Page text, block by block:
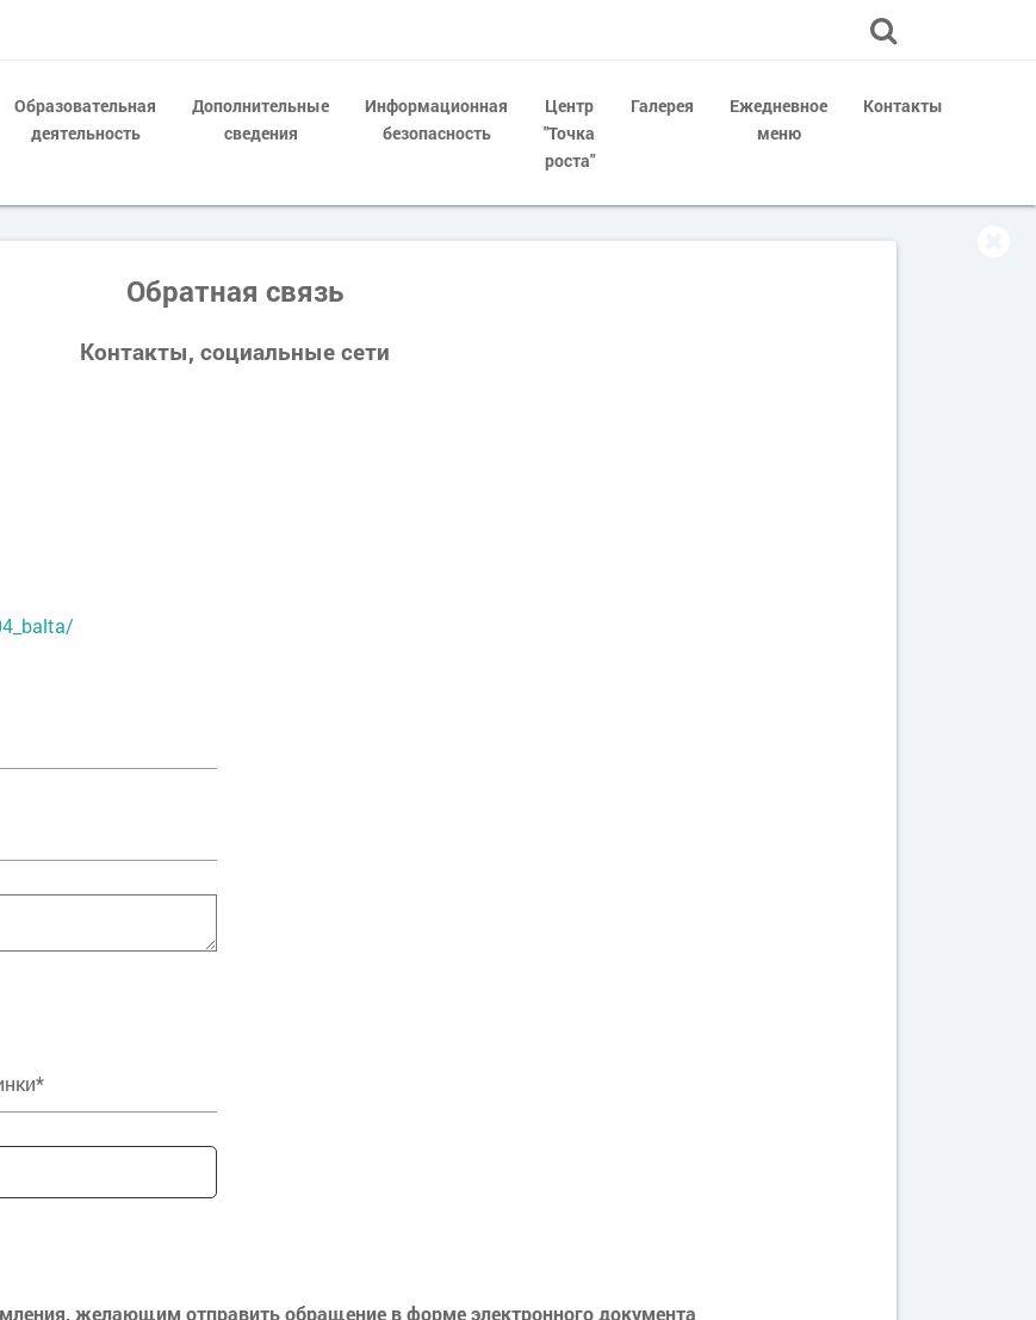
Образовательная
деятельность
Дополнительные
сведения
Информационная
безопасность
Центр
"Точка
роста"
Галерея
Ежедневное
меню
Контакты
Обратная связь
Контакты, социальные сети
желающим отправить обращение в форме электронного документа